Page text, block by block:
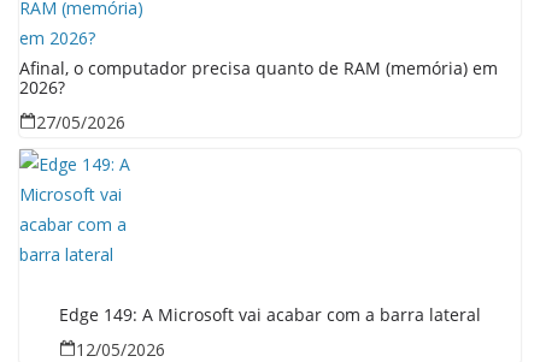
Afinal, o computador precisa quanto de RAM (memória) em
2026?
27/05/2026
Edge 149: A Microsoft vai acabar com a barra lateral
12/05/2026